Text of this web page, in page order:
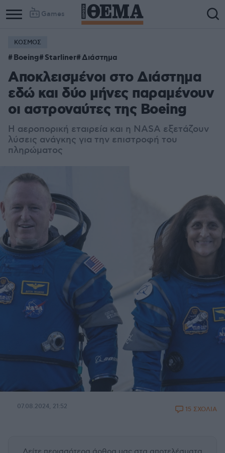
Games
ΚΟΣΜΟΣ
Boeing Starliner Διάστημα
Αποκλεισμένοι στο Διάστημα
εδώ και δύο μήνες παραμένουν
οι αστροναύτες της Boeing
Η αεροπορική εταιρεία και η NASA εξετάζουν
λύσεις ανάγκης για την επιστροφή του
πληρώματος
07.08.2024, 21:52 15 ΣΧΟΛΙΑ